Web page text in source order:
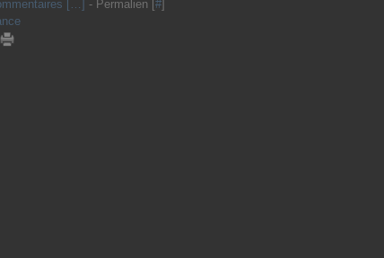
[…] - Permalien [#]